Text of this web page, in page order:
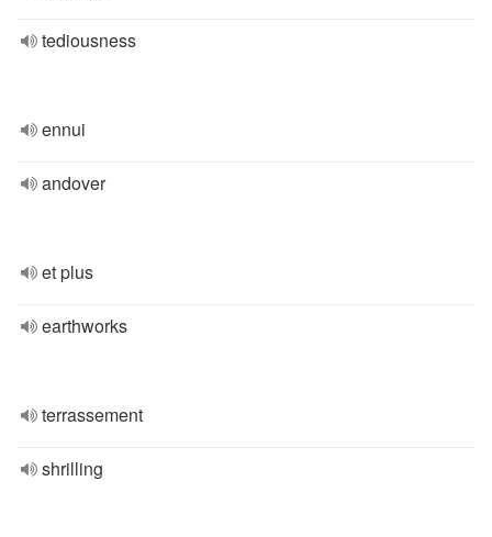
tediousness
ennui
andover
et plus
earthworks
terrassement
shrilling